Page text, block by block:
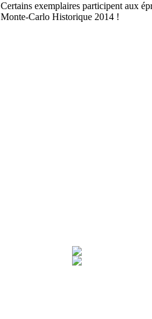
Certains exemplaires participent aux
Monte-Carlo Historique 2014 !